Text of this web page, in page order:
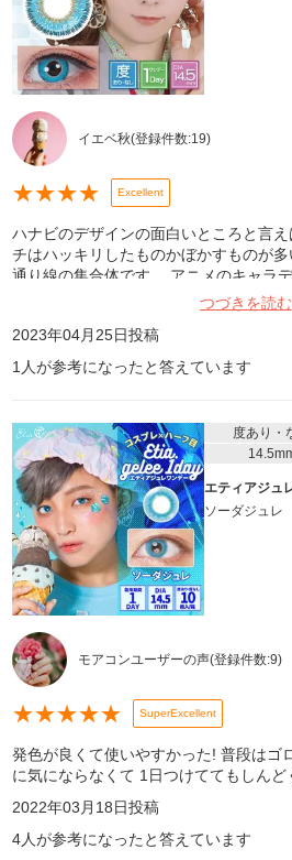
イエベ秋(登録件数:19)
★★★★ Excellent
ハナビのデザインの面白いところと言
チはハッキリしたものかぼかすものが
通り線の集合体です。 アニメのキャラ
つづきを読む
2023年04月25日投稿
1 人が参考になったと答えています
度あり・
エティアジュ
ソーダジュレ
モアコンユーザーの声(登録件数:9)
★★★★★ SuperExcellent
発色が良くて使いやすかった! 普段はゴ
に気にならなくて 1日つけててもしんど
2022年03月18日投稿
4人が参考になったと答えています